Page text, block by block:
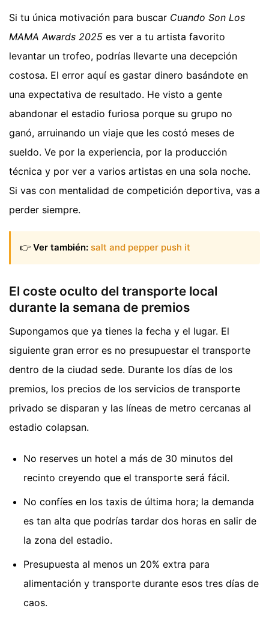
Si tu única motivación para buscar Cuando Son Los
MAMA Awards 2025 es ver a tu artista favorito
levantar un trofeo, podrías llevarte una decepción
costosa. El error aquí es gastar dinero basándote en
una expectativa de resultado. He visto a gente
abandonar el estadio furiosa porque su grupo no
ganó, arruinando un viaje que les costó meses de
sueldo. Ve por la experiencia, por la producción
técnica y por ver a varios artistas en una sola noche.
Si vas con mentalidad de competición deportiva, vas a
perder siempre.
👉 Ver también: salt and pepper push it
El coste oculto del transporte local
durante la semana de premios
Supongamos que ya tienes la fecha y el lugar. El
siguiente gran error es no presupuestar el transporte
dentro de la ciudad sede. Durante los días de los
premios, los precios de los servicios de transporte
privado se disparan y las líneas de metro cercanas al
estadio colapsan.
No reserves un hotel a más de 30 minutos del
recinto creyendo que el transporte será fácil.
No confíes en los taxis de última hora; la demanda
es tan alta que podrías tardar dos horas en salir de
la zona del estadio.
Presupuesta al menos un 20% extra para
alimentación y transporte durante esos tres días de
caos.